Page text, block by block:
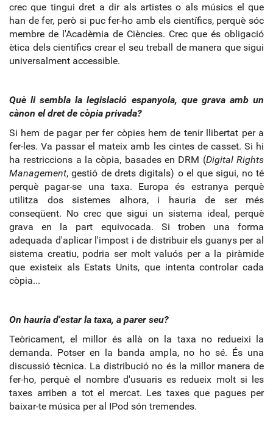
crec que tingui dret a dir als artistes o als músics el que
han de fer, però si puc fer-ho amb els científics, perquè sóc
membre de l'Acadèmia de Ciències. Crec que és obligació
ètica dels científics crear el seu treball de manera que sigui
universalment accessible.
Què li sembla la legislació espanyola, que grava amb un
cànon el dret de còpia privada?
Si hem de pagar per fer còpies hem de tenir llibertat per a
fer-les. Va passar el mateix amb les cintes de casset. Si hi
ha restriccions a la còpia, basades en DRM (Digital Rights
Management, gestió de drets digitals) o el que sigui, no té
perquè pagar-se una taxa. Europa és estranya perquè
utilitza dos sistemes alhora, i hauria de ser més
conseqüent. No crec que sigui un sistema ideal, perquè
grava en la part equivocada. Si troben una forma
adequada d'aplicar l'impost i de distribuir els guanys per al
sistema creatiu, podria ser molt valuós per a la piràmide
que existeix als Estats Units, que intenta controlar cada
còpia...
On hauria d'estar la taxa, a parer seu?
Teòricament, el millor és allà on la taxa no redueixi la
demanda. Potser en la banda ampla, no ho sé. És una
discussió tècnica. La distribució no és la millor manera de
fer-ho, perquè el nombre d'usuaris es redueix molt si les
taxes arriben a tot el mercat. Les taxes que pagues per
baixar-te música per al IPod són tremendes.